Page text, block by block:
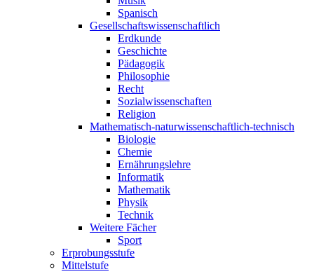
Spanisch
Gesellschaftswissenschaftlich
Erdkunde
Geschichte
Pädagogik
Philosophie
Recht
Sozialwissenschaften
Religion
Mathematisch-naturwissenschaftlich-technisch
Biologie
Chemie
Ernährungslehre
Informatik
Mathematik
Physik
Technik
Weitere Fächer
Sport
Erprobungsstufe
Mittelstufe